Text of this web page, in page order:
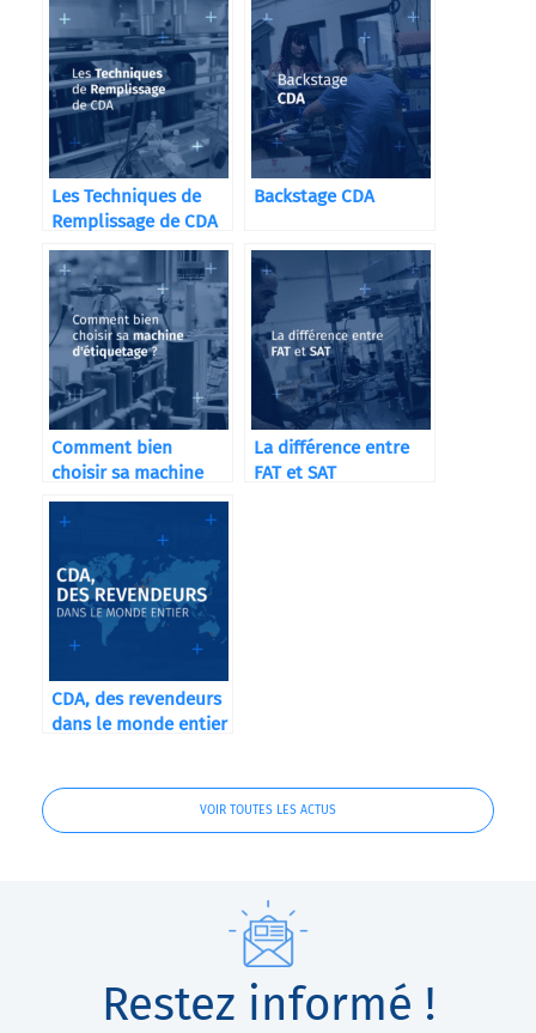
Les Techniques de
Remplissage de CDA
Backstage CDA
Comment bien
choisir sa machine
d’étiquetage ?
La différence entre
FAT et SAT
CDA, des revendeurs
dans le monde entier
VOIR TOUTES LES ACTUS
Restez informé !